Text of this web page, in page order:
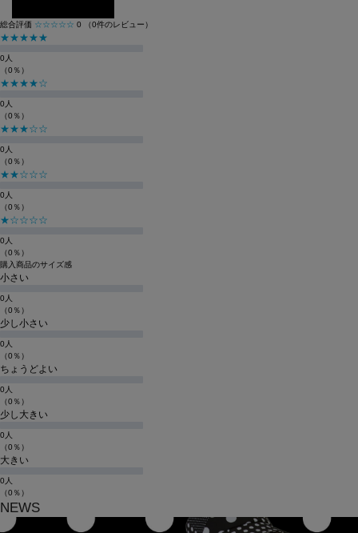
総合評価 ☆☆☆☆☆ 0 （0件のレビュー）
★★★★★
0人
（0％）
★★★★☆
0人
（0％）
★★★☆☆
0人
（0％）
★★☆☆☆
0人
（0％）
★☆☆☆☆
0人
（0％）
購入商品のサイズ感
小さい
0人
（0％）
少し小さい
0人
（0％）
ちょうどよい
0人
（0％）
少し大きい
0人
（0％）
大きい
0人
（0％）
NEWS